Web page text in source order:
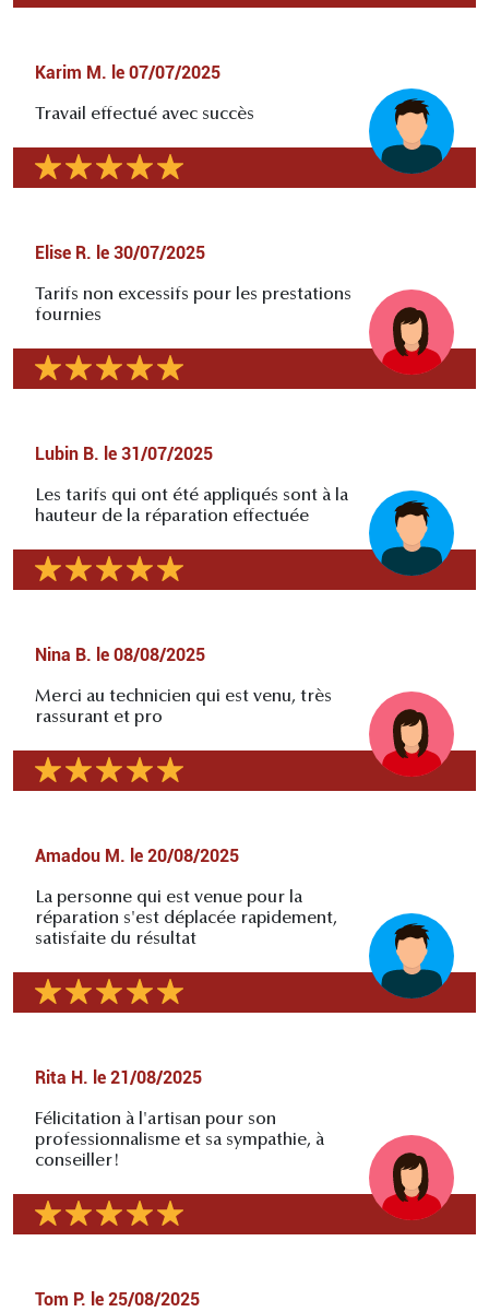
Karim M. le 07/07/2025
Travail effectué avec succès
Elise R. le 30/07/2025
Tarifs non excessifs pour les prestations
fournies
Lubin B. le 31/07/2025
Les tarifs qui ont été appliqués sont à la
hauteur de la réparation effectuée
Nina B. le 08/08/2025
Merci au technicien qui est venu, très
rassurant et pro
Amadou M. le 20/08/2025
La personne qui est venue pour la
réparation s'est déplacée rapidement,
satisfaite du résultat
Rita H. le 21/08/2025
Félicitation à l'artisan pour son
professionnalisme et sa sympathie, à
conseiller!
Tom P. le 25/08/2025